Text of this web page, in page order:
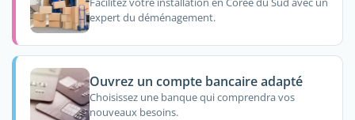
expert du déménagement.
Ouvrez un compte bancaire adapté
Choisissez une banque qui comprendra vos
nouveaux besoins.